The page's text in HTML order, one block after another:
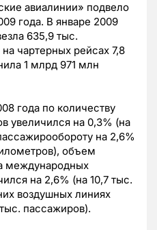
авиалинии» подвело
года. В январе 2009
635,9 тыс.
чартерных рейсах 7,8
1 млрд 971 млн
года по количеству
увеличился на 0,3% (на
на 2,6%
объем
международных
на 2,6% (на 10,7 тыс.
воздушных линиях
пассажиров).